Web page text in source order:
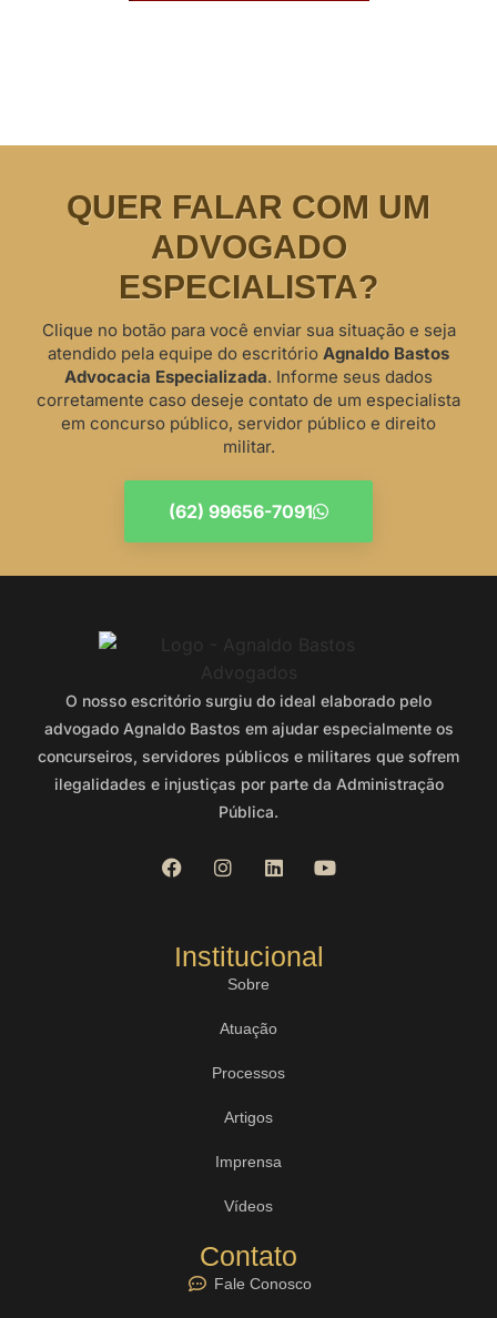
QUER FALAR COM UM
ADVOGADO
ESPECIALISTA?
Clique no botão para você enviar sua situação e seja
atendido pela equipe do escritório Agnaldo Bastos
Advocacia Especializada. Informe seus dados
corretamente caso deseje contato de um especialista
em concurso público, servidor público e direito
militar.
(62) 99656-7091
O nosso escritório surgiu do ideal elaborado pelo
advogado Agnaldo Bastos em ajudar especialmente os
concurseiros, servidores públicos e militares que sofrem
ilegalidades e injustiças por parte da Administração
Pública.
Institucional
Sobre
Atuação
Processos
Artigos
Imprensa
Vídeos
Contato
Fale Conosco